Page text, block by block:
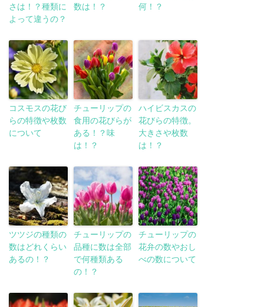
さは！？種類に
よって違うの？
数は！？
何！？
コスモスの花び
らの特徴や枚数
について
チューリップの
食用の花びらが
ある！？味
は！？
ハイビスカスの
花びらの特徴。
大きさや枚数
は！？
ツツジの種類の
数はどれくらい
あるの！？
チューリップの
品種に数は全部
で何種類ある
の！？
チューリップの
花弁の数やおし
べの数について